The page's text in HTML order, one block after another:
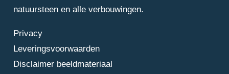
natuursteen en alle verbouwingen.
Privacy
Leveringsvoorwaarden
Disclaimer beeldmateriaal